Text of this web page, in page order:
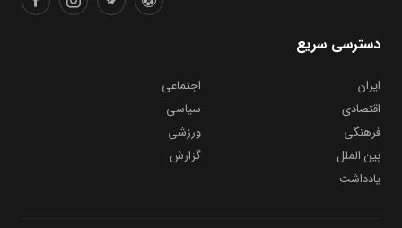
دسترسی سریع
ایران
اجتماعی
اقتصادی
سیاسی
فرهنگی
ورزشی
بین الملل
گزارش
یادداشت